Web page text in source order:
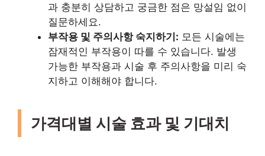
과 충분히 상담하고 궁금한 점은 망설임 없이
질문하세요.
부작용 및 주의사항 숙지하기: 모든 시술에는
잠재적인 부작용이 따를 수 있습니다. 발생
가능한 부작용과 시술 후 주의사항을 미리 숙
지하고 이해해야 합니다.
가격대별 시술 효과 및 기대치